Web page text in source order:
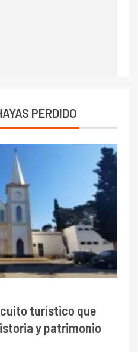
PERDIDO
turístico que
y patrimonio